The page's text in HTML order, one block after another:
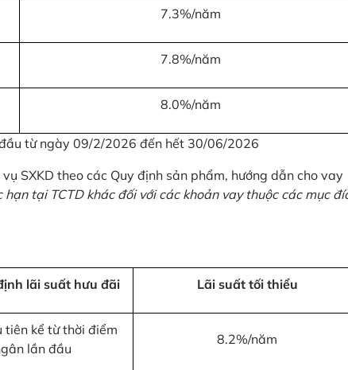
7.3%/năm
7.8%/năm
8.0%/năm
từ ngày 09/2/2026 đến hết 30/06/2026
SXKD theo các Quy định sản phẩm, hướng dẫn cho vay
tại TCTD khác đối với các khoản vay thuộc các mục
lãi suất hưu đãi Lãi suất tối thiểu
kể từ thời điểm
lần đầu
8.2%/năm